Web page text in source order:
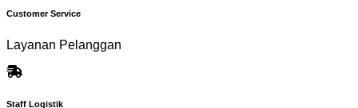
Customer Service
Layanan Pelanggan
Staff Logistik